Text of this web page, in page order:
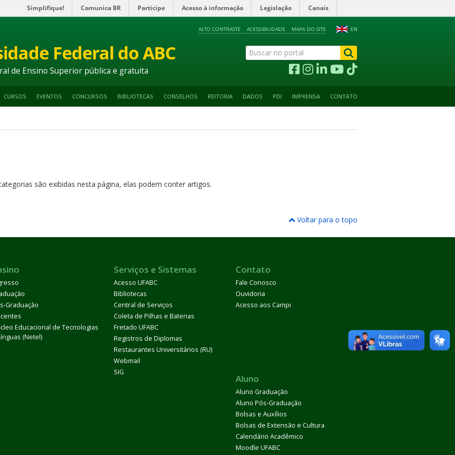
Simplifique! Comunica BR Participe Acesso à informação Legislação Canais
EN
ALTO CONTRASTE ACESSIBILIDADE MAPA DO SITE
Federal do ABC
de Ensino Superior pública e gratuita
CURSOS EVENTOS CONCURSOS BIBLIOTECAS CONSELHOS REITORIA DADOS PDI IMPRENSA CONTATO
são exibidas nesta página, elas podem conter artigos.
Voltar para o topo
Graduação
Educacional de Tecnologias
(Netel)
Serviços e Sistemas
Acesso UFABC
Bibliotecas
Central de Serviços
Coleta de Pilhas e Baterias
Fretado UFABC
Registros de Diplomas
Restaurantes Universitários (RU)
Webmail
SIG
Contato
Fale Conosco
Ouvidoria
Acesso aos Campi
Aluno
Aluno Graduação
Aluno Pós-Graduação
Bolsas e Auxílios
Bolsas de Extensão e Cultura
Calendário Acadêmico
Moodle UFABC